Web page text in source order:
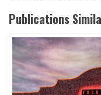
Publications